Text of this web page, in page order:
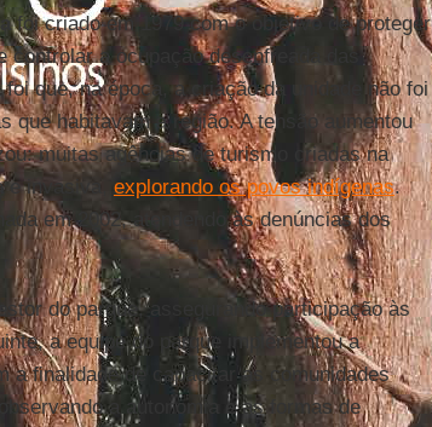
foi criado em 1979 com o objetivo de proteger
a ocupação desenfreada das
que, na época, a criação da unidade não foi
que habitavam a região. A tensão aumentou
muitas agências de turismo criadas na
e invasiva, explorando os povos indígenas.
em 2002, atendendo às denúncias dos
do parque, assegurando participação às
a equipe do parque implementou a
a finalidade de capacitar as comunidades
a autonomia e as formas de